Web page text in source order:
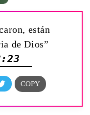
están
de Dios”